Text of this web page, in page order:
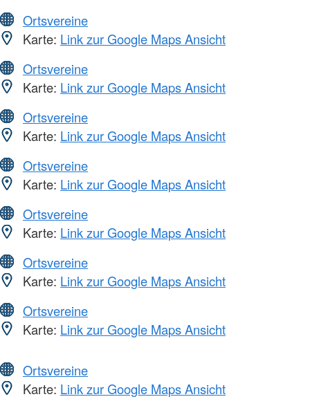
Ortsvereine
Karte: Link zur Google Maps Ansicht
Ortsvereine
Karte: Link zur Google Maps Ansicht
Ortsvereine
Karte: Link zur Google Maps Ansicht
Ortsvereine
Karte: Link zur Google Maps Ansicht
Ortsvereine
Karte: Link zur Google Maps Ansicht
Ortsvereine
Karte: Link zur Google Maps Ansicht
Ortsvereine
Karte: Link zur Google Maps Ansicht
Ortsvereine
Karte: Link zur Google Maps Ansicht